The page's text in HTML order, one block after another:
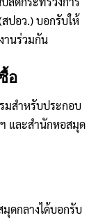
ปอว.) บอกรับให้
านร่วมกัน
อ
มสำหรับประกอบ
และสำนักหอสมุด
ดกลางได้บอกรับ